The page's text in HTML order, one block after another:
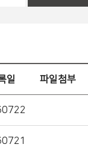
일 파일첨부